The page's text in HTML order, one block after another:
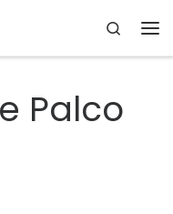
Search
Palco